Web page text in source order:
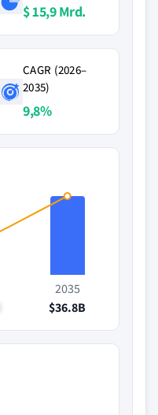
$ 15,9 Mrd.
CAGR (2026–
2035)
9,8%
2035
$36.8B